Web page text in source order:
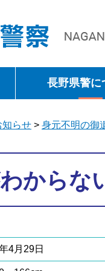
長野県警に
知らせ > 身元不明の御
からな
4月29日